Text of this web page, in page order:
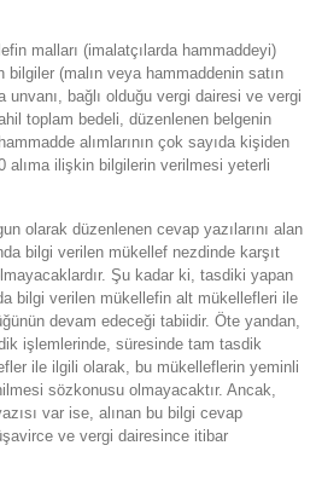
malları (imalatçılarda hammaddeyi)
(malın veya hammaddenin satın
unvanı, bağlı olduğu vergi dairesi ve vergi
toplam bedeli, düzenlenen belgenin
alımlarının çok sayıda kişiden
alıma ilişkin bilgilerin verilmesi yeterli
olarak düzenlenen cevap yazılarını alan
bilgi verilen mükellef nezdinde karşıt
Şu kadar ki, tasdiki yapan
bilgi verilen mükellefin alt mükellefleri ile
devam edeceği tabiidir. Öte yandan,
işlemlerinde, süresinde tam tasdik
ile ilgili olarak, bu mükelleflerin yeminli
sözkonusu olmayacaktır. Ancak,
var ise, alınan bu bilgi cevap
ve vergi dairesince itibar